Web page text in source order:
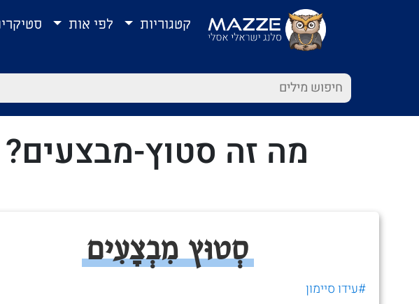
קטגוריות לפי אות
מה זה סטוץ-מבצעים?
סְטוּץ מִבְצָעִים
#עידו סיימון